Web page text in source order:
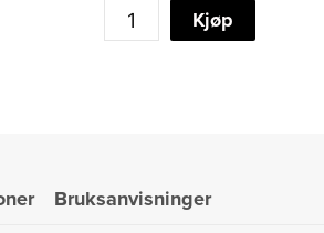
FENIX
E03
W/R
Kjøp
Bruksanvisninger